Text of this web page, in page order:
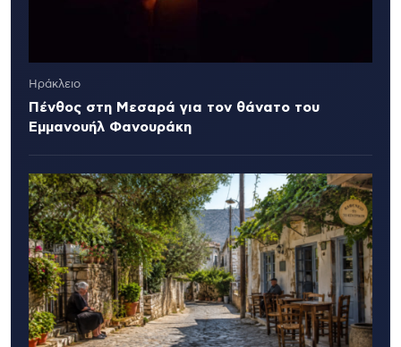
Ηράκλειο
Πένθος στη Μεσαρά για τον θάνατο του
Εμμανουήλ Φανουράκη